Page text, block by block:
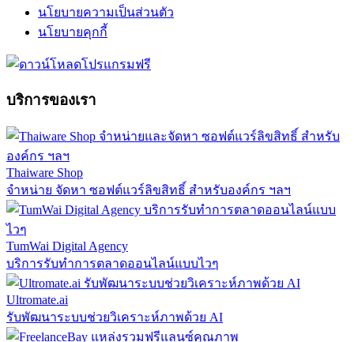
นโยบายความเป็นส่วนตัว
นโยบายคุกกี้
บริการของเรา
Thaiware Shop
จำหน่าย จัดหา ซอฟต์แวร์ลิขสิทธิ์ สำหรับองค์กร ฯลฯ
TumWai Digital Agency
บริการรับทำการตลาดออนไลน์แบบไวๆ
Ultromate.ai
รับพัฒนาระบบช่วยวิเคราะห์ภาพด้วย AI